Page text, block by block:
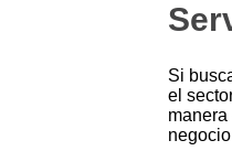
Si
el